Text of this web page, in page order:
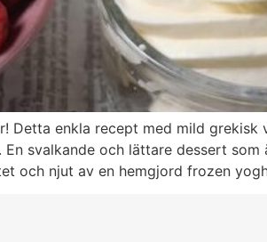
Detta enkla recept med mild
svalkande och lättare dessert
och njut av en hemgjord frozen